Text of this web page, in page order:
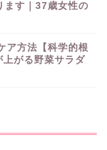
ます｜37歳女性の
ア方法【科学的根
上がる野菜サラダ